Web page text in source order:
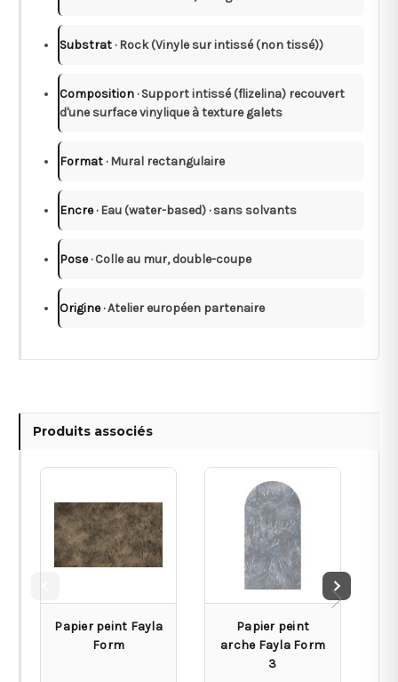
Substrat · Rock (Vinyle sur intissé (non tissé))
Composition · Support intissé (flizelina) recouvert
d'une surface vinylique à texture galets
Format · Mural rectangulaire
Encre· Eau (water-based) · sans solvants
Pose· Colle au mur, double-coupe
Origine· Atelier européen partenaire
Produits associés
Papier peint Fayla
Form
Papier peint
arche Fayla Form
3